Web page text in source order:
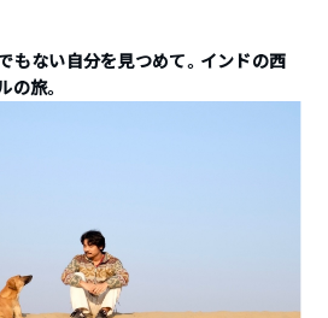
もない自分を見つめて。インドの西
の旅。